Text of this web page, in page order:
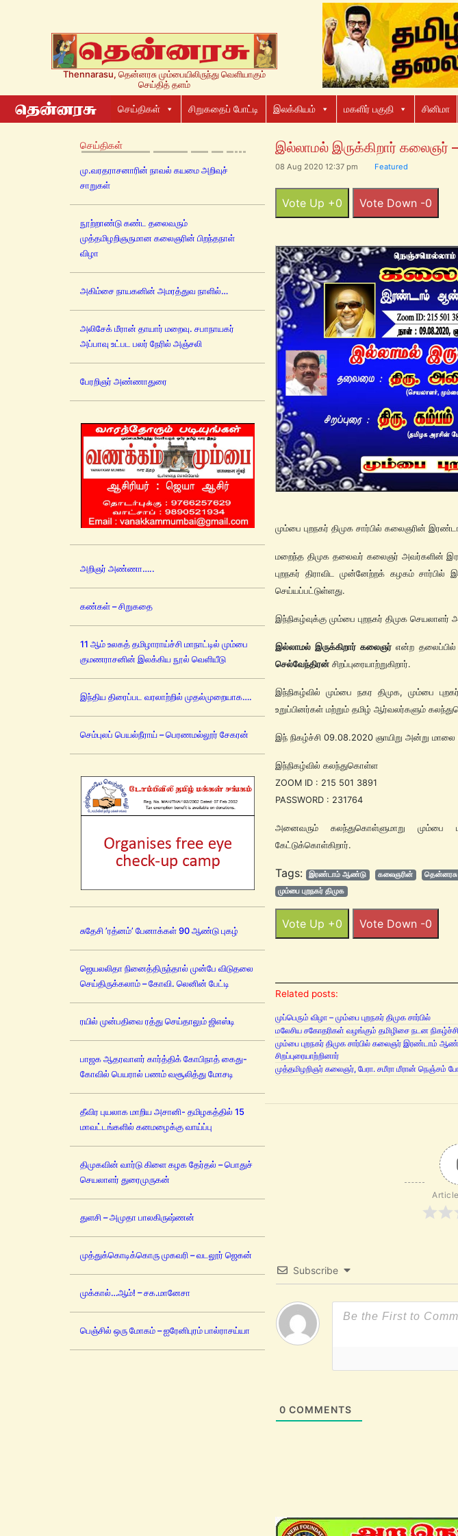
Thennarasu, தென்னரசு மும்பையிலிருந்து வெளியாகும்
செய்தித் தளம்
செய்திகள் சிறுகதைப் போட்டி இலக்கியம் மகளிர் பகுதி சினிமா
செய்திகள்
மு.வரதராசனாரின் நாவல் கயமை அறிவுச்
சாறுகள்
நூற்றாண்டு கண்ட தலைவரும்
முத்தமிழறிஞருமான கலைஞரின் பிறந்தநாள்
விழா
அகிம்சை நாயகனின் அமரத்துவ நாளில்…
அலிசேக் மீரான் தாயார் மறைவு. சபாநாயகர்
அப்பாவு உட்பட பலர் நேரில் அஞ்சலி
பேரறிஞர் அண்ணாதுரை
அறிஞர் அண்ணா…..
கண்கள் – சிறுகதை
11 ஆம் உலகத் தமிழாராய்ச்சி மாநாட்டில் மும்பை
குமணராசனின் இலக்கிய நூல் வெளியீடு
இந்திய திரைப்பட வரலாற்றில் முதல்முறையாக….
செம்புலப் பெயல்நீராய் – பெரணமல்லூர் சேகரன்
சுதேசி ’ரத்னம்’ பேனாக்கள் 90 ஆண்டு புகழ்
ஜெயலலிதா நினைத்திருந்தால் முன்பே விடுதலை
செய்திருக்கலாம் – கோவி. லெனின் பேட்டி
ரயில் முன்பதிவை ரத்து செய்தாலும் ஜிஎஸ்டி
பாஜக ஆதரவாளர் கார்த்திக் கோபிநாத் கைது-
கோவில் பெயரால் பணம் வசூலித்து மோசடி
தீவிர புயலாக மாறிய அசானி- தமிழகத்தில் 15
மாவட்டங்களில் கனமழைக்கு வாய்ப்பு
திமுகவின் வார்டு கிளை கழக தேர்தல் – பொதுச்
செயலாளர் துரைமுருகன்
துளசி – அமுதா பாலகிருஷ்ணன்
முத்துக்கொடிக்கொரு முகவரி – வடலூர் ஜெகன்
முக்கால்…ஆம்! – சக.மானேசா
பெஞ்சில் ஒரு மோகம் – ஐரேனிபுரம் பால்ராசய்யா
இல்லாமல் இருக்கிறார் கலைஞர்
08 Aug 2020 12:37 pm Featured
Vote Up +0 Vote Down -0
மும்பை புறநகர் திமுக சார்பில் கலைஞரின்
மறைந்த திமுக தலைவர் கலைஞர் அவர்களின்
புறநகர் திராவிட முன்னேற்றக் கழகம்
செய்யப்பட்டுள்ளது.
இந்நிகழ்வுக்கு மும்பை புறநகர் திமுக
இல்லாமல் இருக்கிறார் கலைஞர்என்ற தலைப்பில்
செல்வேந்திரன் சிறப்புரையாற்றுகிறார்.
இந்நிகழ்வில் மும்பை நகர திமுக, மும்பை
உறுப்பினர்கள் மற்றும் தமிழ் ஆர்வலர்களும்
இந் நிகழ்ச்சி 09.08.2020 ஞாயிறு அன்று மாலை
இந்நிகழ்வில் கலந்துகொள்ள
ZOOM ID : 215 501 3891
PASSWORD : 231764
அனைவரும் கலந்துகொள்ளுமாறு மும்பை
கேட்டுக்கொள்கிறார்.
Tags: இரண்டாம் ஆண்டு கலைஞரின்
மும்பை புறநகர் திமுக
Vote Up +0 Vote Down -0
Related posts:
முப்பெரும் விழா – மும்பை புறநகர் திமுக சார்பில்
மலேசிய சகோதரிகள் வழங்கும் தமிழிசை நடன நிகழ்ச்சி
மும்பை புறநகர் திமுக சார்பில் கலைஞர் இரண்டாம்
சிறப்புரையாற்றினார்
முத்தமிழறிஞர் கலைஞர், பேரா. சமீரா மீரான் நெஞ்சம்
Subscribe
0 COMMENTS